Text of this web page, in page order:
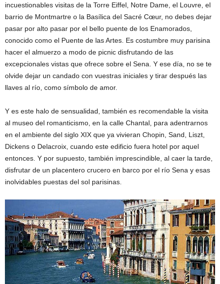
incuestionables visitas de la Torre Eiffel, Notre Dame, el Louvre, el
barrio de Montmartre o la Basílica del Sacré Cœur, no debes dejar
pasar por alto pasar por el bello puente de los Enamorados,
conocido como el Puente de las Artes. Es costumbre muy parisina
hacer el almuerzo a modo de picnic disfrutando de las
excepcionales vistas que ofrece sobre el Sena. Y ese día, no se te
olvide dejar un candado con vuestras iniciales y tirar después las
llaves al río, como símbolo de amor.
Y es este halo de sensualidad, también es recomendable la visita
al museo del romanticismo, en la calle Chantal, para adentrarnos
en el ambiente del siglo XIX que ya vivieran Chopin, Sand, Liszt,
Dickens o Delacroix, cuando este edificio fuera hotel por aquel
entonces. Y por supuesto, también imprescindible, al caer la tarde,
disfrutar de un placentero crucero en barco por el río Sena y esas
inolvidables puestas del sol parisinas.